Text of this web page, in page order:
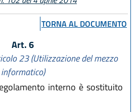
TORNA AL DOCUMENTO
Art. 6
23 (Utilizzazione del mezzo
informatico)
interno è sostituito